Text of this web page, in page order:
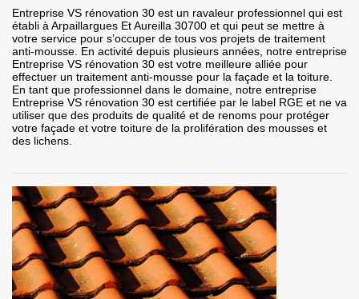
Entreprise VS rénovation 30 est un ravaleur professionnel qui est
établi à Arpaillargues Et Aureilla 30700 et qui peut se mettre à
votre service pour s’occuper de tous vos projets de traitement
anti-mousse. En activité depuis plusieurs années, notre entreprise
Entreprise VS rénovation 30 est votre meilleure alliée pour
effectuer un traitement anti-mousse pour la façade et la toiture.
En tant que professionnel dans le domaine, notre entreprise
Entreprise VS rénovation 30 est certifiée par le label RGE et ne va
utiliser que des produits de qualité et de renoms pour protéger
votre façade et votre toiture de la prolifération des mousses et
des lichens.